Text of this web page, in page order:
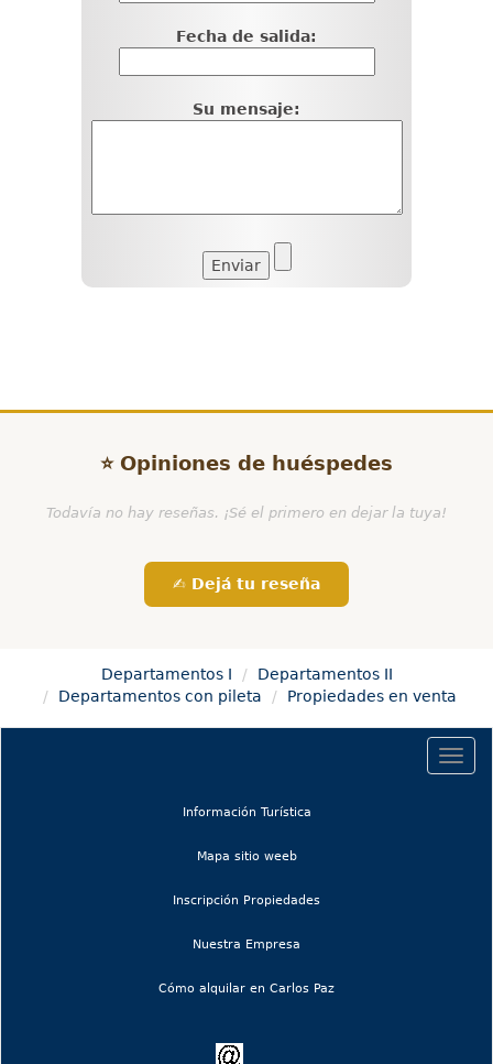
Fecha de salida:
Su mensaje:
⭐ Opiniones de huéspedes
Todavía no hay reseñas. ¡Sé el primero en dejar la tuya!
✍️ Dejá tu reseña
Departamentos I
Departamentos II
Departamentos con pileta
Propiedades en venta
Información Turística(current)
Mapa sitio weeb(current)
Inscripción Propiedades
Nuestra Empresa
Cómo alquilar en Carlos Paz